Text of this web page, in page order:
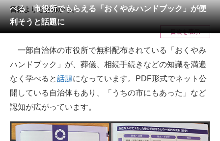
メディア
注目記事を集めた総合ページ
ITの今と未来を見通す
スマホと通信の最新トレンド
進化するPCとデバイスの未来
べる 市役所でもらえる「おくやみハンドブック」が便
利そうと話題に
書籍よりもお得かも。
目次を表示
一部自治体の市役所で無料配布されている「おくやみ
ハンドブック」が、葬儀、相続手続きなどの知識を満遍
なく学べると話題になっています。PDF形式でネット公
開している自治体もあり、「うちの市にもあった」など
認知が広がっています。